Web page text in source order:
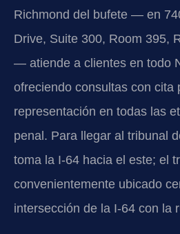
Richmond del bufete — en
Drive, Suite 300, Room 395,
— atiende a clientes en todo
ofreciendo consultas con cita
representación en todas las
penal. Para llegar al tribunal
toma la I-64 hacia el este; el
convenientemente ubicado
intersección de la I-64 con la